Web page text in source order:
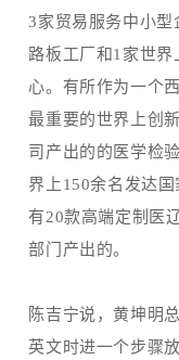
3家贸易服务中小型
路板工厂和1家世
心。有所作为一个
最重要的世界上创
司产出的的医学检
界上150余名发达
有20款高端定制医
部门产出的。
陈吉宁说，黄坤明
英文时进一个步骤